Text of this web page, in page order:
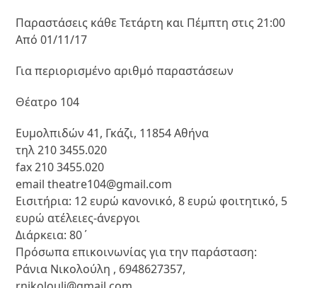
Παραστάσεις κάθε Τετάρτη και Πέμπτη στις 21:00
Από 01/11/17
Για περιορισμένο αριθμό παραστάσεων
Θέατρο 104
Ευμολπιδών 41, Γκάζι, 11854 Αθήνα
τηλ 210 3455.020
fax 210 3455.020
email theatre104@gmail.com
Εισιτήρια: 12 ευρώ κανονικό, 8 ευρώ φοιτητικό, 5
ευρώ ατέλειες-άνεργοι
Διάρκεια: 80΄
Πρόσωπα επικοινωνίας για την παράσταση:
Ράνια Νικολούλη , 6948627357,